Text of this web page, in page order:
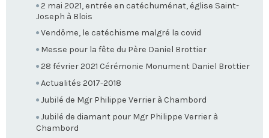
2 mai 2021, entrée en catéchuménat, église Saint-
Joseph à Blois
Vendôme, le catéchisme malgré la covid
Messe pour la fête du Père Daniel Brottier
28 février 2021 Cérémonie Monument Daniel Brottier
Actualités 2017-2018
Jubilé de Mgr Philippe Verrier à Chambord
Jubilé de diamant pour Mgr Philippe Verrier à
Chambord